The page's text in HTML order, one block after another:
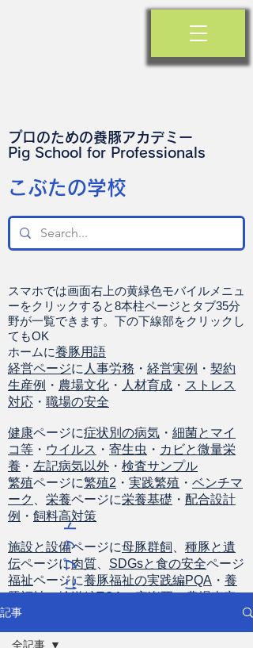
プロのための養豚アカデミー
​Pig School for Professionals
​こぶたの学校
スマホでは画面右上の黄緑色モバイルメニュ
ーをクリックすると8本柱ページとタブ35分
野が一覧できます。下の下線部をクリックし
てもOK
ホームに養豚用語
経営ページに 人事労務 ・ 経営実例 ・ 契約
生産例 ・ 農場文化 ・ 人材育成 ・ ストレス
対応 ・ 職場の安全
健康ページに症状別の病気 ・ 細菌とマイ
コ等 ・ ウイルス ・ 寄生虫 ・ カビと微量栄
養 ・ 左記病気以外 ・ 検査サンプル
繁殖ページに繁殖2 ・ 実践繁殖 ・ ベンチマ
ーク
栄養ページに栄養基礎 ・ 配合設計
例 ・ 飼料高対策
施設と設備ページに母豚群飼
種豚と遺
伝ページに肉質 SDGsと食の安全ページ
福祉ページに養豚福祉の実践編PQA ・ 養
豚福祉の輸送編TQA・安楽死・農場査定
ト
ッ
プ
に
記事
全記事